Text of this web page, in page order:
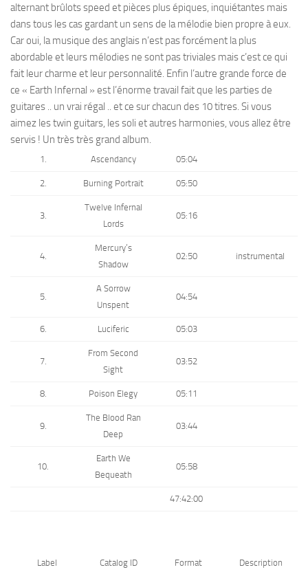
alternant brûlots speed et pièces plus épiques, inquiétantes mais
dans tous les cas gardant un sens de la mélodie bien propre à eux.
Car oui, la musique des anglais n’est pas forcément la plus
abordable et leurs mélodies ne sont pas triviales mais c’est ce qui
fait leur charme et leur personnalité. Enfin l’autre grande force de
ce « Earth Infernal » est l’énorme travail fait que les parties de
guitares .. un vrai régal .. et ce sur chacun des 10 titres. Si vous
aimez les twin guitars, les soli et autres harmonies, vous allez être
servis ! Un très très grand album.
1. Ascendancy 05:04
2. Burning Portrait 05:50
3.
Twelve Infernal
Lords
05:16
4.
Mercury’s
Shadow
02:50 instrumental
5.
A Sorrow
Unspent
04:54
6. Luciferic 05:03
7.
From Second
Sight
03:52
8. Poison Elegy 05:11
9.
The Blood Ran
Deep
03:44
10.
Earth We
Bequeath
05:58
47:42:00
Label Catalog ID Format Description